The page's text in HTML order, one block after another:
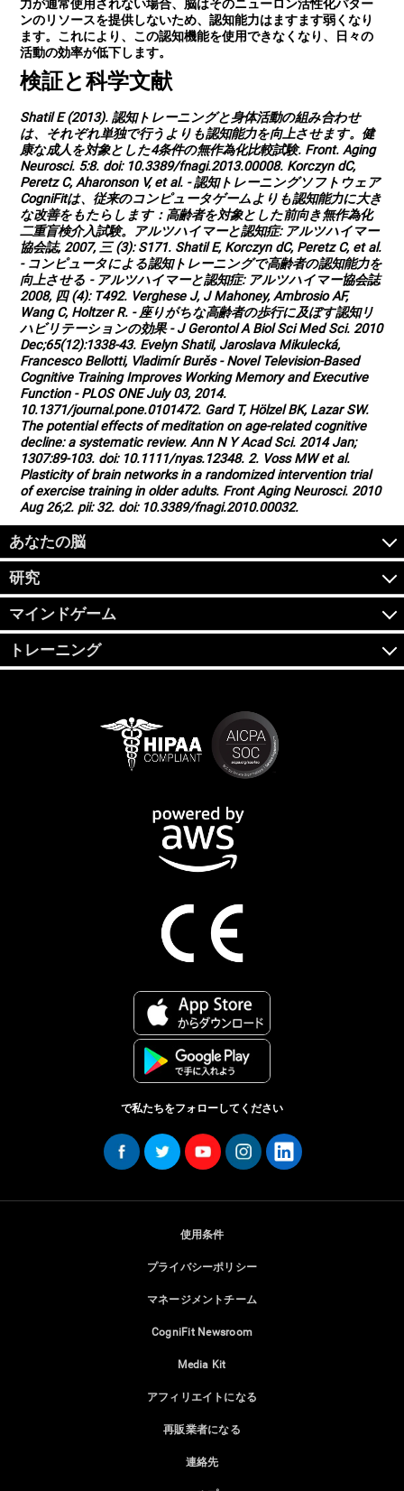
力が通常使用されない場合、脳はそのニューロン活性化パター
ンのリソースを提供しないため、認知能力はますます弱くなり
ます。これにより、この認知機能を使用できなくなり、日々の
活動の効率が低下します。
検証と科学文献
Shatil E (2013). 認知トレーニングと身体活動の組み合わせ
は、それぞれ単独で行うよりも認知能力を向上させます。健
康な成人を対象とした4条件の無作為化比較試験. Front. Aging
Neurosci. 5:8. doi: 10.3389/fnagi.2013.00008. Korczyn dC,
Peretz C, Aharonson V, et al. - 認知トレーニングソフトウェア
CogniFitは、従来のコンピュータゲームよりも認知能力に大き
な改善をもたらします：高齢者を対象とした前向き無作為化
二重盲検介入試験。アルツハイマーと認知症: アルツハイマー
協会誌, 2007, 三 (3): S171. Shatil E, Korczyn dC, Peretz C, et al.
- コンピュータによる認知トレーニングで高齢者の認知能力を
向上させる - アルツハイマーと認知症: アルツハイマー協会誌
2008, 四 (4): T492. Verghese J, J Mahoney, Ambrosio AF,
Wang C, Holtzer R. - 座りがちな高齢者の歩行に及ぼす認知リ
ハビリテーションの効果 - J Gerontol A Biol Sci Med Sci. 2010
Dec;65(12):1338-43. Evelyn Shatil, Jaroslava Mikulecká,
Francesco Bellotti, Vladimír Burěs - Novel Television-Based
Cognitive Training Improves Working Memory and Executive
Function - PLOS ONE July 03, 2014.
10.1371/journal.pone.0101472. Gard T, Hölzel BK, Lazar SW.
The potential effects of meditation on age-related cognitive
decline: a systematic review. Ann N Y Acad Sci. 2014 Jan;
1307:89-103. doi: 10.1111/nyas.12348. 2. Voss MW et al.
Plasticity of brain networks in a randomized intervention trial
of exercise training in older adults. Front Aging Neurosci. 2010
Aug 26;2. pii: 32. doi: 10.3389/fnagi.2010.00032.
あなたの脳
研究
マインドゲーム
トレーニング
で私たちをフォローしてください
使用条件
プライバシーポリシー
マネージメントチーム
CogniFit Newsroom
Media Kit
アフィリエイトになる
再販業者になる
連絡先